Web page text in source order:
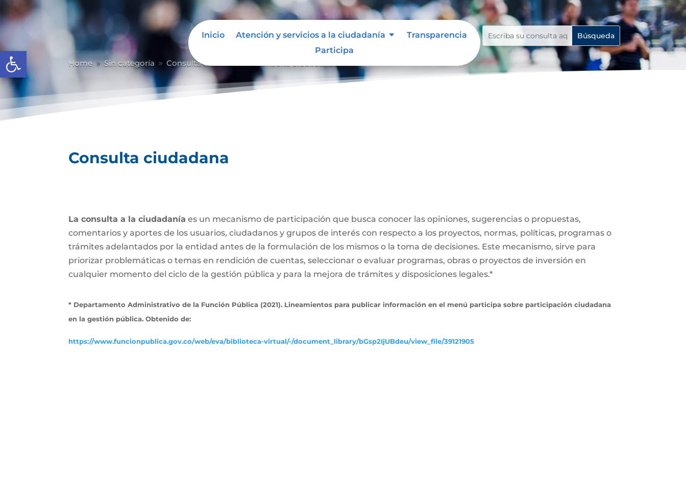
Abrir barra de herramientas
Inicio Atención y servicios a la ciudadanía
Transparencia
Participa
Home 9 Sin categoría 9 Consulta ciudadana
Consulta ciudadana
La consulta a la ciudadanía es un mecanismo de participación que busca conocer las opiniones, sugerencias o propuestas,
comentarios y aportes de los usuarios, ciudadanos y grupos de interés con respecto a los proyectos, normas, políticas, programas o
trámites adelantados por la entidad antes de la formulación de los mismos o la toma de decisiones. Este mecanismo, sirve para
priorizar problemáticas o temas en rendición de cuentas, seleccionar o evaluar programas, obras o proyectos de inversión en
cualquier momento del ciclo de la gestión pública y para la mejora de trámites y disposiciones legales.*
* Departamento Administrativo de la Función Pública (2021). Lineamientos para publicar información en el menú participa sobre participación ciudadana
en la gestión pública. Obtenido de:
https://www.funcionpublica.gov.co/web/eva/biblioteca-virtual/-/document_library/bGsp2IjUBdeu/view_file/39121905